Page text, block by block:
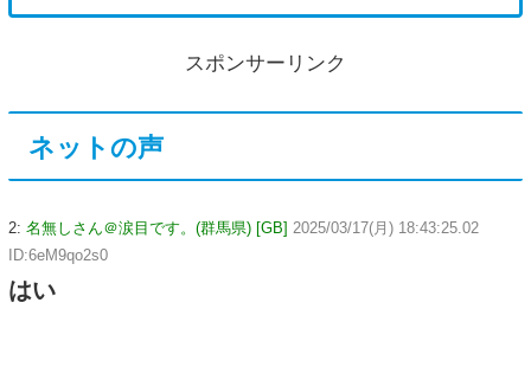
スポンサーリンク
ネットの声
2: 名無しさん＠涙目です。(群馬県) [GB] 2025/03/17(月) 18:43:25.02
ID:6eM9qo2s0
はい